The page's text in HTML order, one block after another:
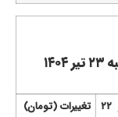
تغییرات (تومان)